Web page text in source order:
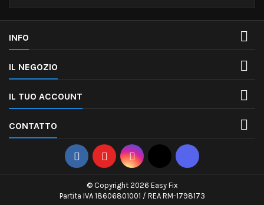
INFO 
IL NEGOZIO 
IL TUO ACCOUNT 
CONTATTO 
© Copyright 2026 Easy Fix
Partita IVA 18606801001 / REA RM-1798173